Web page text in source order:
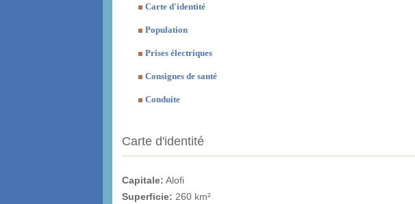
Carte d'identité
Population
Prises électriques
Consignes de santé
Conduite
Carte d'identité
Capitale: Alofi
Superficie: 260 km²